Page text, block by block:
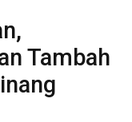
Tambah